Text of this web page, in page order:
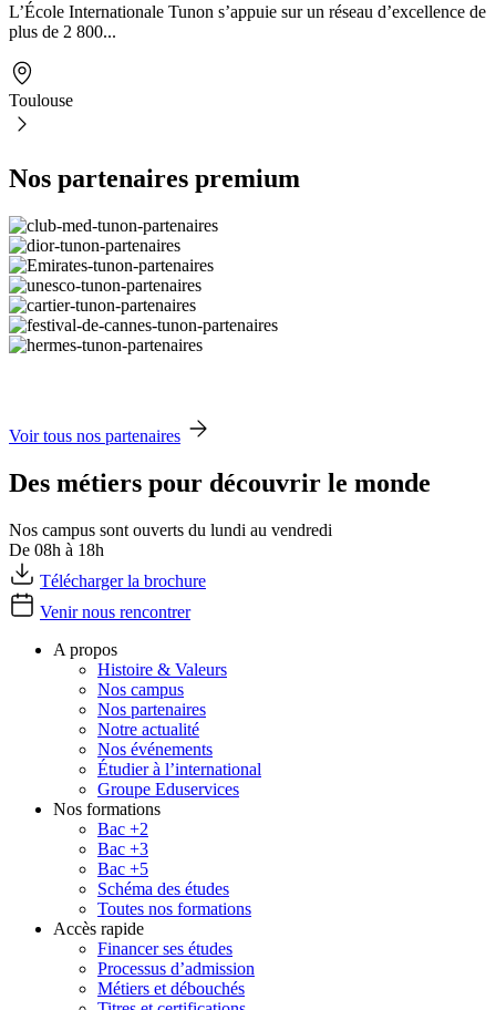
L’École Internationale Tunon s’appuie sur un réseau d’excellence de
plus de 2 800...
Toulouse
Nos partenaires premium
Voir tous nos partenaires
Des métiers pour découvrir le monde
Nos campus sont ouverts du lundi au vendredi
De 08h à 18h
Télécharger la brochure
Venir nous rencontrer
A propos
Histoire & Valeurs
Nos campus
Nos partenaires
Notre actualité
Nos événements
Étudier à l’international
Groupe Eduservices
Nos formations
Bac +2
Bac +3
Bac +5
Schéma des études
Toutes nos formations
Accès rapide
Financer ses études
Processus d’admission
Métiers et débouchés